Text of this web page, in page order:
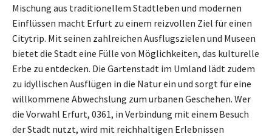
Mischung aus traditionellem Stadtleben und modernen
Einflüssen macht Erfurt zu einem reizvollen Ziel für einen
Citytrip. Mit seinen zahlreichen Ausflugszielen und Museen
bietet die Stadt eine Fülle von Möglichkeiten, das kulturelle
Erbe zu entdecken. Die Gartenstadt im Umland lädt zudem
zu idyllischen Ausflügen in die Natur ein und sorgt für eine
willkommene Abwechslung zum urbanen Geschehen. Wer
die Vorwahl Erfurt, 0361, in Verbindung mit einem Besuch
der Stadt nutzt, wird mit reichhaltigen Erlebnissen